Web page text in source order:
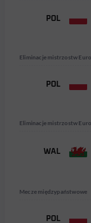
POL
Eliminacje mistrzostw
POL
Eliminacje mistrzostw
WAL
Mecze międzypaństwowe
POL